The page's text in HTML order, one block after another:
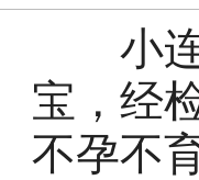
小连
宝，经
不孕不